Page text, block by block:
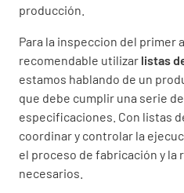
producción.
Para la inspeccion del primer
recomendable utilizar listas
estamos hablando de un
que debe cumplir una serie
especificaciones. Con listas
coordinar y controlar la
el proceso de fabricación y la
necesarios.